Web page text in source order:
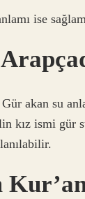
ise
akan su
kız ismi gür